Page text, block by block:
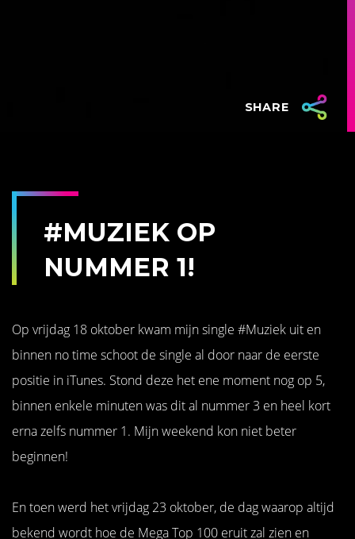
SHARE
#MUZIEK OP
NUMMER 1!
Op vrijdag 18 oktober kwam mijn single #Muziek uit en
binnen no time schoot de single al door naar de eerste
positie in iTunes. Stond deze het ene moment nog op 5,
binnen enkele minuten was dit al nummer 3 en heel kort
erna zelfs nummer 1. Mijn weekend kon niet beter
beginnen!
En toen werd het vrijdag 23 oktober, de dag waarop altijd
bekend wordt hoe de Mega Top 100 eruit zal zien en